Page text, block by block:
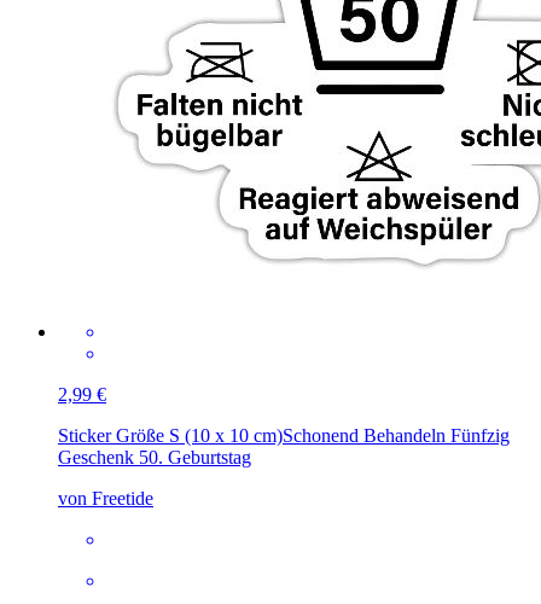
2,99 €
Sticker Größe S (10 x 10 cm)Schonend Behandeln Fünfzig
Geschenk 50. Geburtstag
von Freetide